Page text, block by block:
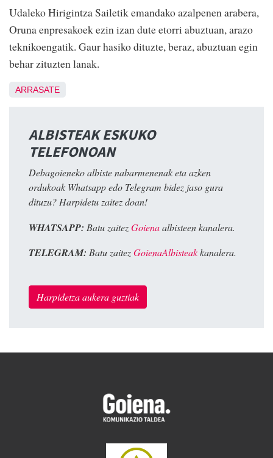
Udaleko Hirigintza Sailetik emandako azalpenen arabera,
Oruna enpresakoek ezin izan dute etorri abuztuan, arazo
teknikoengatik. Gaur hasiko dituzte, beraz, abuztuan egin
behar zituzten lanak.
ARRASATE
ALBISTEAK ESKUKO
TELEFONOAN
Debagoieneko albiste nabarmenenak eta azken
ordukoak Whatsapp edo Telegram bidez jaso gura
dituzu? Harpidetu zaitez doan!
WHATSAPP: Batu zaitezGoienaalbisteen kanalera.
TELEGRAM: Batu zaitezGoienaAlbisteakkanalera.
Harpidetza aukera guztiak